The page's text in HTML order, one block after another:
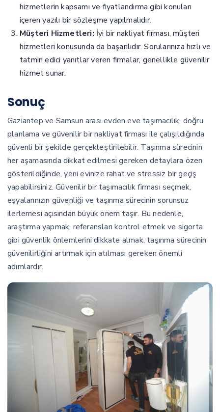
hizmetlerin kapsamı ve fiyatlandırma gibi konuları
içeren yazılı bir sözleşme yapılmalıdır.
Müşteri Hizmetleri: İyi bir nakliyat firması, müşteri
hizmetleri konusunda da başarılıdır. Sorularınıza hızlı ve
tatmin edici yanıtlar veren firmalar, genellikle güvenilir
hizmet sunar.
Sonuç
Gaziantep ve Samsun arası evden eve taşımacılık, doğru
planlama ve güvenilir bir nakliyat firması ile çalışıldığında
güvenli bir şekilde gerçekleştirilebilir. Taşınma sürecinin
her aşamasında dikkat edilmesi gereken detaylara özen
gösterildiğinde, yeni evinize rahat ve stressiz bir geçiş
yapabilirsiniz. Güvenilir bir taşımacılık firması seçmek,
eşyalarınızın güvenliği ve taşınma sürecinin sorunsuz
ilerlemesi açısından büyük önem taşır. Bu nedenle,
araştırma yapmak, referansları kontrol etmek ve sigorta
gibi güvenlik önlemlerini dikkate almak, taşınma sürecinin
güvenilirliğini artırmak için atılması gereken önemli
adımlardır.